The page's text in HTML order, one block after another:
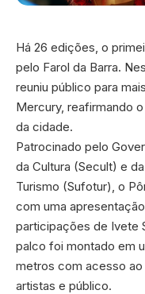
Há 26 edições, o
pelo Farol da Barra.
reuniu público para
Mercury, reafirmando
da cidade.
Patrocinado pelo
da Cultura (Secult) e
Turismo (Sufotur), o
com uma
participações de Ivete
palco foi montado em
metros com acesso ao
artistas e público.